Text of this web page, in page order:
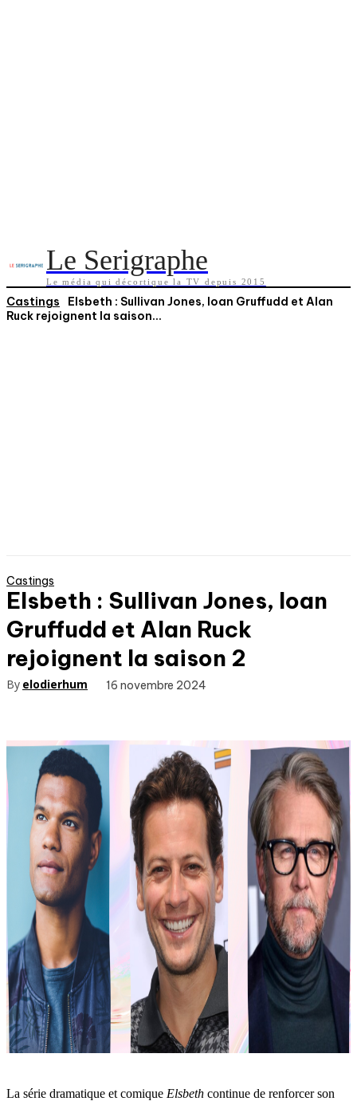
Le Serigraphe
Le média qui décortique la TV depuis 2015
Castings
Elsbeth : Sullivan Jones, Ioan Gruffudd et Alan
Ruck rejoignent la saison...
Castings
Elsbeth : Sullivan Jones, Ioan
Gruffudd et Alan Ruck
rejoignent la saison 2
By elodierhum 16 novembre 2024
La série dramatique et comique Elsbeth continue de renforcer son